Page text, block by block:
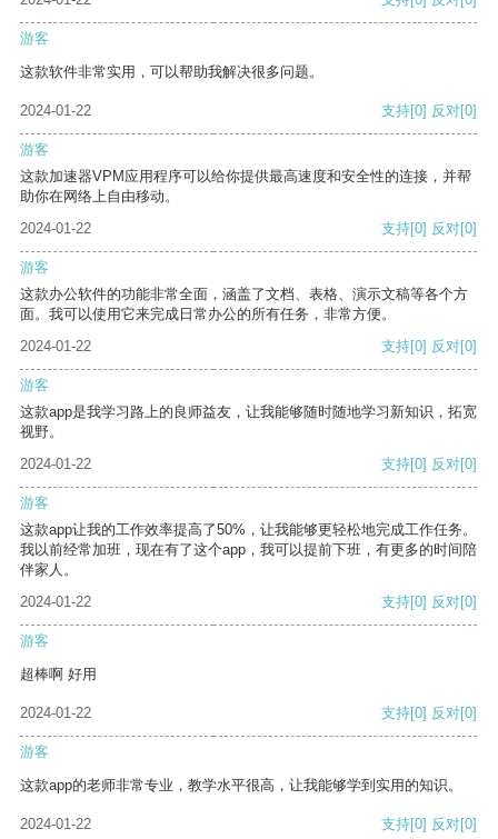
游客
这款软件非常实用，可以帮助我解决很多问题。
2024-01-22 支持[0] 反对[0]
游客
这款加速器VPM应用程序可以给你提供最高速度和安全性的连接，并帮
助你在网络上自由移动。
2024-01-22
支持[0] 反对[0]
游客
这款办公软件的功能非常全面，涵盖了文档、表格、演示文稿等各个方
面。我可以使用它来完成日常办公的所有任务，非常方便。
2024-01-22
支持[0] 反对[0]
游客
这款app是我学习路上的良师益友，让我能够随时随地学习新知识，拓宽
视野。
2024-01-22
支持[0] 反对[0]
游客
这款app让我的工作效率提高了50%，让我能够更轻松地完成工作任务。
我以前经常加班，现在有了这个app，我可以提前下班，有更多的时间陪
伴家人。
2024-01-22
支持[0] 反对[0]
游客
超棒啊 好用
2024-01-22 支持[0] 反对[0]
游客
这款app的老师非常专业，教学水平很高，让我能够学到实用的知识。
2024-01-22 支持[0] 反对[0]